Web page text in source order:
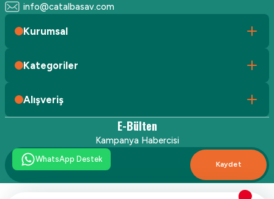
info@catalbasav.com
Kurumsal
Kategoriler
Alışveriş
E-Bülten
Kampanya Habercisi
Kaydet
WhatsApp Destek